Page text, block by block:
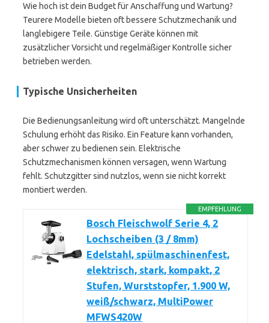
Wie hoch ist dein Budget für Anschaffung und Wartung?
Teurere Modelle bieten oft bessere Schutzmechanik und
langlebigere Teile. Günstige Geräte können mit
zusätzlicher Vorsicht und regelmäßiger Kontrolle sicher
betrieben werden.
Typische Unsicherheiten
Die Bedienungsanleitung wird oft unterschätzt. Mangelnde
Schulung erhöht das Risiko. Ein Feature kann vorhanden,
aber schwer zu bedienen sein. Elektrische
Schutzmechanismen können versagen, wenn Wartung
fehlt. Schutzgitter sind nutzlos, wenn sie nicht korrekt
montiert werden.
EMPFEHLUNG
Bosch Fleischwolf Serie 4, 2
Lochscheiben (3 / 8mm)
Edelstahl, spülmaschinenfest,
elektrisch, stark, kompakt, 2
Stufen, Wurststopfer, 1.900 W,
weiß/schwarz, MultiPower
MFWS420W